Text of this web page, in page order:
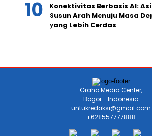
Konektivitas Berbasis AI:
Susun Arah Menuju Masa
yang Lebih Cerdas
Graha Media Center,
Bogor - Indonesia
untukredaksi@gmail.com
+628557777888